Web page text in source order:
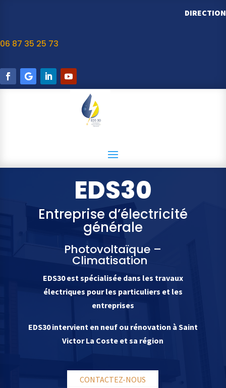
DIRECTION
06 87 35 25 73
EDS30
Entreprise d’électricité
générale
Photovoltaïque –
Climatisation
EDS30 est spécialisée dans les travaux
électriques pour les particuliers et les
entreprises
EDS30 intervient en neuf ou rénovation à Saint
Victor La Coste et sa région
CONTACTEZ-NOUS